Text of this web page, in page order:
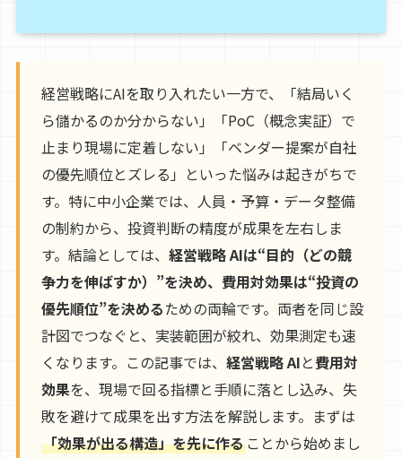
経営戦略にAIを取り入れたい一方で、「結局いく
ら儲かるのか分からない」「PoC（概念実証）で
止まり現場に定着しない」「ベンダー提案が自社
の優先順位とズレる」といった悩みは起きがちで
す。特に中小企業では、人員・予算・データ整備
の制約から、投資判断の精度が成果を左右しま
す。結論としては、 経営戦略 AIは“目的（どの競
争力を伸ばすか）”を決め、費用対効果は“投資の
優先順位”を決めるための両輪です。両者を同じ設
計図でつなぐと、実装範囲が絞れ、効果測定も速
くなります。この記事では、 経営戦略 AIと費用対
効果を、現場で回る指標と手順に落とし込み、失
敗を避けて成果を出す方法を解説します。まずは
「効果が出る構造」を先に作ることから始めまし